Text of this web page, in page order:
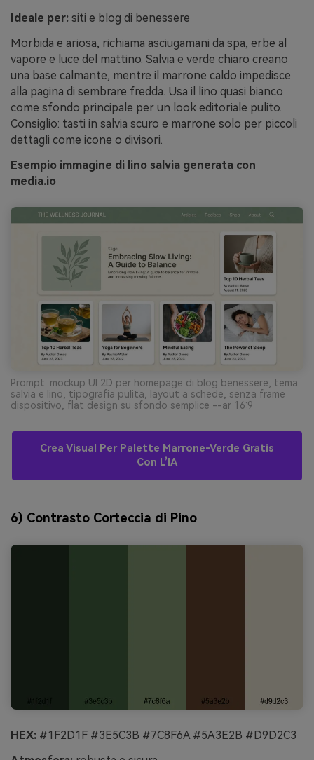
Ideale per: siti e blog di benessere
Morbida e ariosa, richiama asciugamani da spa, erbe al
vapore e luce del mattino. Salvia e verde chiaro creano
una base calmante, mentre il marrone caldo impedisce
alla pagina di sembrare fredda. Usa il lino quasi bianco
come sfondo principale per un look editoriale pulito.
Consiglio: tasti in salvia scuro e marrone solo per piccoli
dettagli come icone o divisori.
Esempio immagine di lino salvia generata con
media.io
Prompt: mockup UI 2D per homepage di blog benessere, tema
salvia e lino, tipografia pulita, layout a schede, senza frame
dispositivo, flat design su sfondo semplice --ar 16:9
Crea Visual Per Palette Marrone-Verde Gratis
Con L’IA
6) Contrasto Corteccia di Pino
HEX: #1F2D1F #3E5C3B #7C8F6A #5A3E2B #D9D2C3